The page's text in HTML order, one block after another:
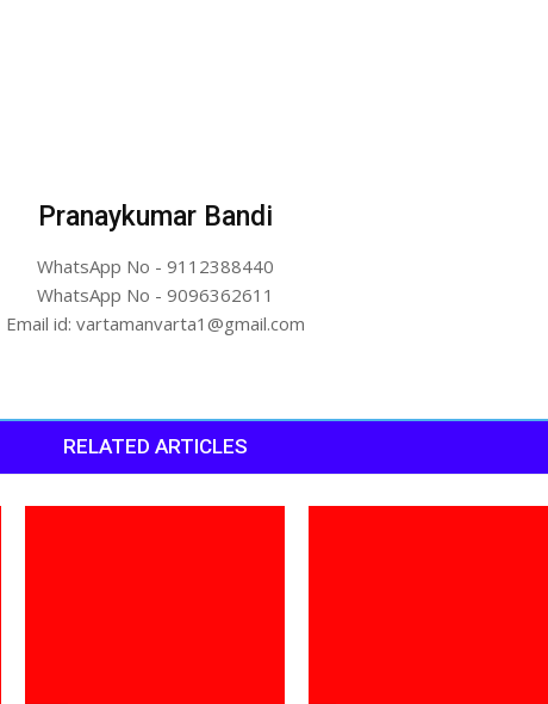
Pranaykumar Bandi
WhatsApp No - 9112388440
WhatsApp No - 9096362611
Email id: vartamanvarta1@gmail.com
RELATED ARTICLES